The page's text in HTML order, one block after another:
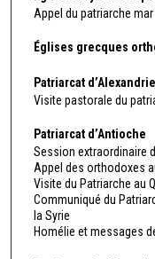
Appel du patriarche
Églises grecques
Patriarcat d’Alexandrie
Visite pastorale du
Patriarcat d’Antioche
Session extraordinaire
Appel des orthodoxes
Visite du Patriarche au
Communiqué du
la Syrie
Homélie et messages